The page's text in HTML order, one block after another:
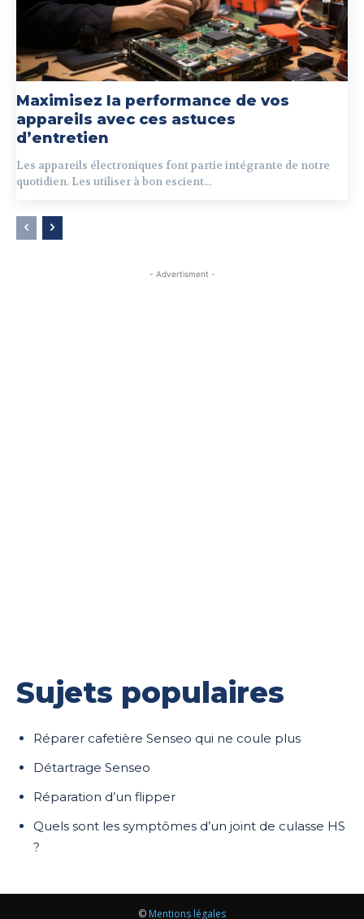
Maximisez la performance de vos
appareils avec ces astuces
d’entretien
Les appareils électroniques font partie intégrante de notre
quotidien. Les utiliser à bon escient...
- Advertisment -
Sujets populaires
Réparer cafetière Senseo qui ne coule plus
Détartrage Senseo
Réparation d’un flipper
Quels sont les symptômes d’un joint de culasse HS
?
© Mentions légales